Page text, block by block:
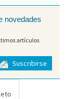
novedades
artículos
Suscribirse